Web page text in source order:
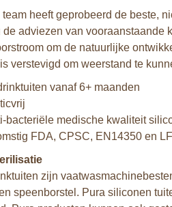
heeft geprobeerd de beste,
de adviezen van vooraanstaande
om de natuurlijke
verstevigd om weerstand te
vanaf 6+ maanden
bacteriële medische kwaliteit
FDA, CPSC, EN14350 en
zijn
speenborstel. Pura siliconen